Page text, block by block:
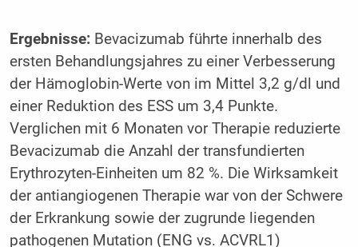
Ergebnisse:Bevacizumab führte innerhalb des
ersten Behandlungsjahres zu einer Verbesserung
der Hämoglobin-Werte von im Mittel 3,2 g/dl und
einer Reduktion des ESS um 3,4 Punkte.
Verglichen mit 6 Monaten vor Therapie reduzierte
Bevacizumab die Anzahl der transfundierten
Erythrozyten-Einheiten um 82 %. Die Wirksamkeit
der antiangiogenen Therapie war von der Schwere
der Erkrankung sowie der zugrunde liegenden
pathogenen Mutation (ENG vs. ACVRL1)